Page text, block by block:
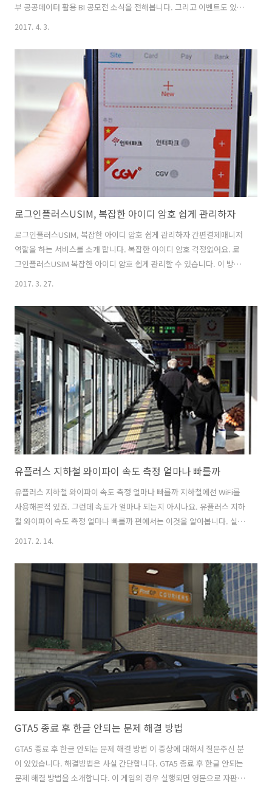
부 공공데이터 활용 BI 공모전 소식을 전해봅니다. 그리고 이벤트도 있습
니다. 공공데이터 퀴즈 이벤트에 응모하면 추첨해서 100명에게 베스킨
모전은 공공데이터 활용 가이드가 있는데 그것을 보고 자신에게 아이디
어가 있는 경우 그리고 그것을 구체화해서 실현하는 방법을 알고 있는 분
들은 응모해보면 됩니다. http://www.g30bizidea.kr 위 사이트에서
접속하면, 비즈니스 아이디어 공모전에 응모가 가능한데요. 아이디어 접
수를 선택하면 신청서 및 기획서 다운로드가 뜹니다. 공공데이터 활용 가
2017. 4. 3.
로그인플러스USIM, 복잡한 아이디 암호 쉽게 관리하자
로그인플러스USIM, 복잡한 아이디 암호 쉽게 관리하자 간편결제매니저
역할을 하는 서비스를 소개 합니다. 복잡한 아이디 암호 걱정없어요. 로
그인플러스USIM 복잡한 아이디 암호 쉽게 관리할 수 있습니다. 이 방법
은 스마트폰과 프로그램을 연동하여 하는 것이므로 보다 안전하게 사용
만큼 보안에 신경을 써둔 프로그램 입니다. 사용 방법도 막상 써보면 상
당히 간단한데요. 대신 간단하지만 보안은 상당히 강력합니다. 스마트폰
에서는 각 해당 사이트나 결제사이트에 아이디 암호를 기록해둘 수 있습
니다. 그 후 여기에 등록된 아이디 암호를 PC로 전송하는 형태로 사용할
수 있습니다. 로그인플러스USIM, 복잡한 아이디 암호 쉽게 관리하자 어
렵지 않으니 해보..
2017. 3. 27.
유플러스 지하철 와이파이 속도 측정 얼마나 빠를까
유플러스 지하철 와이파이 속도 측정 얼마나 빠를까 지하철에선 WiFi를
사용해본적 있죠. 그런데 속도가 얼마나 되는지 아시나요. 유플러스 지하
철 와이파이 속도 측정 얼마나 빠를까 편에서는 이것을 알아봅니다. 실제
로 측정해보니 U+가 확실히 빠르긴 하네요. 지금 지하철에 하나씩 설치
있는 상태라면 무척 빠르게 사용이 가능 합니다. 현재는 서울과 부산 대
부분의 노선에서 와이파이 라우터가 설치되었고, 전국적으로 3월말까지
구축을 완료한다고 하니 기대하셔도 좋을 것 같습니다. 저는 1호선과 4
호선을 타 봤었는데요. 1호선에 유플러스 WiFi 기기가 지하철 내에 있어
서 사용을 해 봤습니다. 유플러스 지하철 와이파이 속도 측정 얼마나 빠
를까 지하철..
2017. 2. 14.
GTA5 종료 후 한글 안되는 문제 해결 방법
GTA5 종료 후 한글 안되는 문제 해결 방법 이 증상에 대해서 질문주신 분
이 있었습니다. 해결방법은 사실 간단합니다. GTA5 종료 후 한글 안되는
문제 해결 방법을 소개합니다. 이 게임의 경우 실행되면 영문으로 자판이